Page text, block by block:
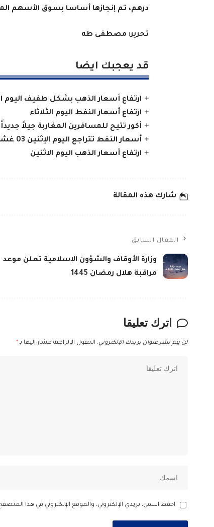
درهم، تم إنجازها أساسا بسوق الأسهم
تحرير: مصطفى طه
قد يعجبك ايضا
ارتفاع أسعار الذهب بشكل طفيف اليوم
ارتفاع أسعار النفط اليوم الثلاثاء
أكور تتيح للمسافرين المغاربة جيلاً
أسعار النفط تتراجع اليوم الإثنين 03 غشت الجاري
ارتفاع أسعار الذهب اليوم الاثنين
شارك هذه المقالة
المقال السابق
وزارة الأوقاف والشؤون الإسلامية تعلن موعد
مراقبة هلال رمضان 1445
اترك تعليقا
لن يتم نشر عنوان بريدك الإلكتروني. الحقول الإلزامية مشار إليها بـ *
احفظ اسمي، بريدي الإلكتروني، والموقع الإلكتروني في هذا